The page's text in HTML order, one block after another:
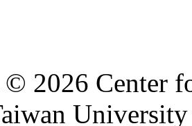
2026 Center
University